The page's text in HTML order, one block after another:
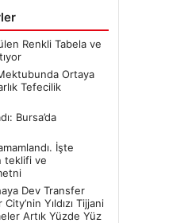
Renkli Tabela ve
Ortaya
Tefecilik
Bursa’da
İşte
teklifi ve
Dev Transfer
Yıldızı Tijjani
Artık Yüzde Yüz